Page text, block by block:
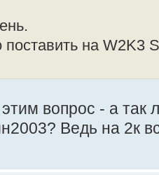
на W2K3
вопрос - а так
Ведь на 2к